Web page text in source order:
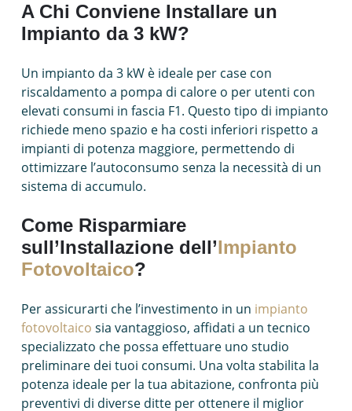
A Chi Conviene Installare un
Impianto da 3 kW?
Un impianto da 3 kW è ideale per case con
riscaldamento a pompa di calore o per utenti con
elevati consumi in fascia F1. Questo tipo di impianto
richiede meno spazio e ha costi inferiori rispetto a
impianti di potenza maggiore, permettendo di
ottimizzare l’autoconsumo senza la necessità di un
sistema di accumulo.
Come Risparmiare
sull’Installazione dell’Impianto
Fotovoltaico?
Per assicurarti che l’investimento in un impianto
fotovoltaico sia vantaggioso, affidati a un tecnico
specializzato che possa effettuare uno studio
preliminare dei tuoi consumi. Una volta stabilita la
potenza ideale per la tua abitazione, confronta più
preventivi di diverse ditte per ottenere il miglior